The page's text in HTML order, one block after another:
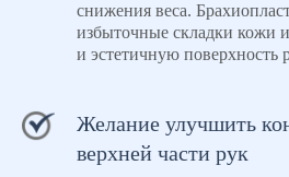
снижения веса.
избыточные складки кожи
и эстетичную поверхность
Желание улучшить
верхней части рук